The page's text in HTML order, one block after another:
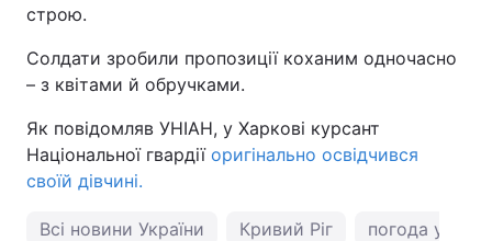
строю.
Солдати зробили пропозиції коханим одночасно
– з квітами й обручками.
Як повідомляв УНІАН, у Харкові курсант
Національної гвардії оригінально освідчився
своїй дівчині.
Всі новини України Кривий Ріг погода у